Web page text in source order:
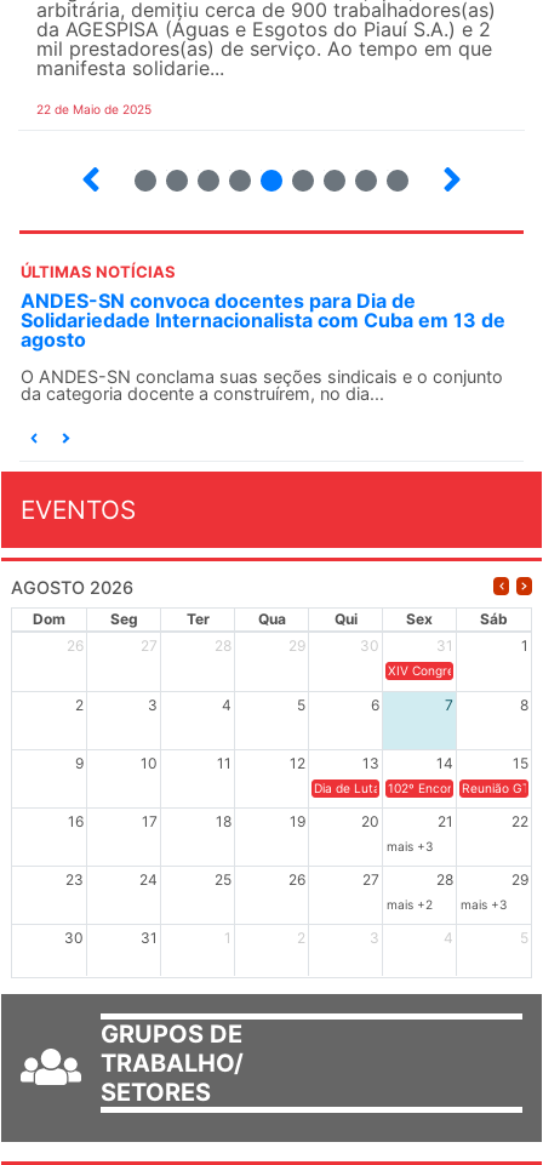
arbitrária, demitiu cerca de 900 trabalhadores(as)
da AGESPISA (Águas e Esgotos do Piauí S.A.) e 2
mil prestadores(as) de serviço. Ao tempo em que
manifesta solidarie...
22 de Maio de 2025
ÚLTIMAS NOTÍCIAS
ANDES-SN convoca docentes para Dia de
Solidariedade Internacionalista com Cuba em 13 de
agosto
O ANDES-SN conclama suas seções sindicais e o conjunto
da categoria docente a construírem, no dia...
EVENTOS
AGOSTO 2026
Dom Seg Ter Qua Qui Sex
Sáb
26
27 28 29 30 31 1
XIV Congresso Brasileiro
2 3 4 5 6 7 8
9 10 11 12 13 14 15
Dia de Luta em Defesa de Cuba e da
102º Encontro da
Reunião
16 17 18 19 20 21 22
mais +3
23 24 25 26 27 28 29
mais +2 mais +3
30 31 1 2 3 4 5
GRUPOS DE
TRABALHO/
SETORES